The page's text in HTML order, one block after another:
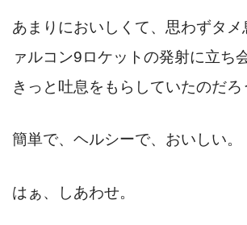
あまりにおいしくて、思わずタメ
ァルコン9ロケットの発射に立ち
きっと吐息をもらしていたのだろ
簡単で、ヘルシーで、おいしい。
はぁ、しあわせ。